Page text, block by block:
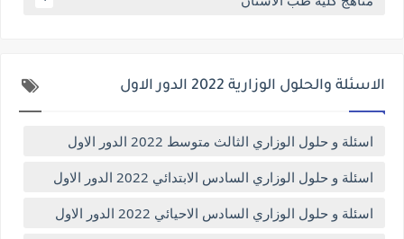
الاسئلة والحلول الوزارية 2022 الدور الاول
اسئلة و حلول الوزاري الثالث متوسط 2022 الدور الاول
اسئلة و حلول الوزاري السادس الابتدائي 2022 الدور الاول
اسئلة و حلول الوزاري السادس الاحيائي 2022 الدور الاول